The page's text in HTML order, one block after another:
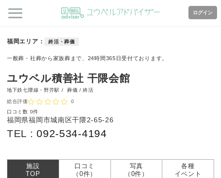
ログイン
福岡エリア 終活・葬儀
一般葬・社葬から家族葬まで、24時間365日受付ております。
ユウベル積善社 干隈会館
地下鉄七隈線・野芥駅 / 葬儀 / 終活
総合評価
0
口コミ数 0件
福岡県福岡市城南区干隈2-65-26
TEL :092-534-4194
施設
TOP
口コミ
（0件）
写真
（0件）
各種
イベント